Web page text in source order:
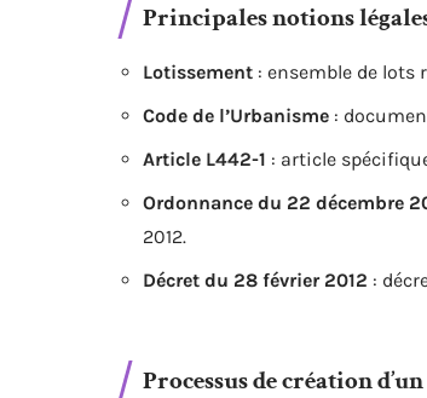
Principales notions
Lotissement : ensemble de lots
Code de l’Urbanisme :
Article L442-1 : article
Ordonnance du 22 décembre
2012.
Décret du 28 février 2012 :
Processus de création